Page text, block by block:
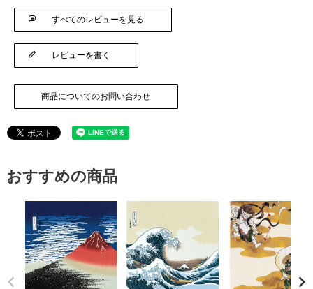
すべてのレビューを見る
レビューを書く
商品についてのお問い合わせ
おすすめの商品